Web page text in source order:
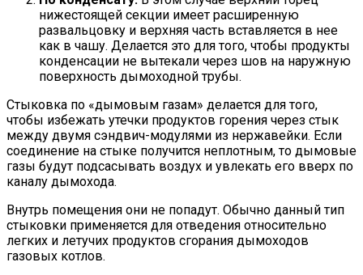
нижестоящей секции имеет расширенную
развальцовку и верхняя часть вставляется в нее
как в чашу. Делается это для того, чтобы продукты
конденсации не вытекали через шов на наружную
поверхность дымоходной трубы.
Стыковка по «дымовым газам» делается для того,
чтобы избежать утечки продуктов горения через стык
между двумя сэндвич-модулями из нержавейки. Если
соединение на стыке получится неплотным, то дымовые
газы будут подсасывать воздух и увлекать его вверх по
каналу дымохода.
Внутрь помещения они не попадут. Обычно данный тип
стыковки применяется для отведения относительно
легких и летучих продуктов сгорания дымоходов
газовых котлов.